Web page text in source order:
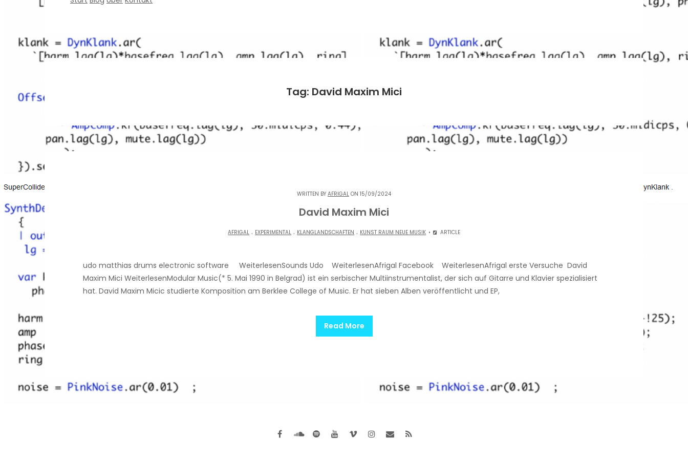
Tag: David Maxim Mici
WRITTEN BY AFRIGAL ON 15/09/2024
David Maxim Mici
AFRIGAL . EXPERIMENTAL . KLANGLANDSCHAFTEN . KUNST RAUM NEUE MUSIK ARTICLE
udo matthias drums electronic software WeiterlesenSounds Udo WeiterlesenAfrigal Facebook WeiterlesenAfrigal erste Versuche David
Maxim Mici WeiterlesenModular Music(* 5. Mai 1990 in Belgrad) ist ein serbischer Multiinstrumentalist, der sich auf Gitarre und Klavier spezialisiert
hat. David Maxim Micic studierte Komposition am Berklee College of Music. Er hat sieben Alben veröffentlicht und EP,
Read More